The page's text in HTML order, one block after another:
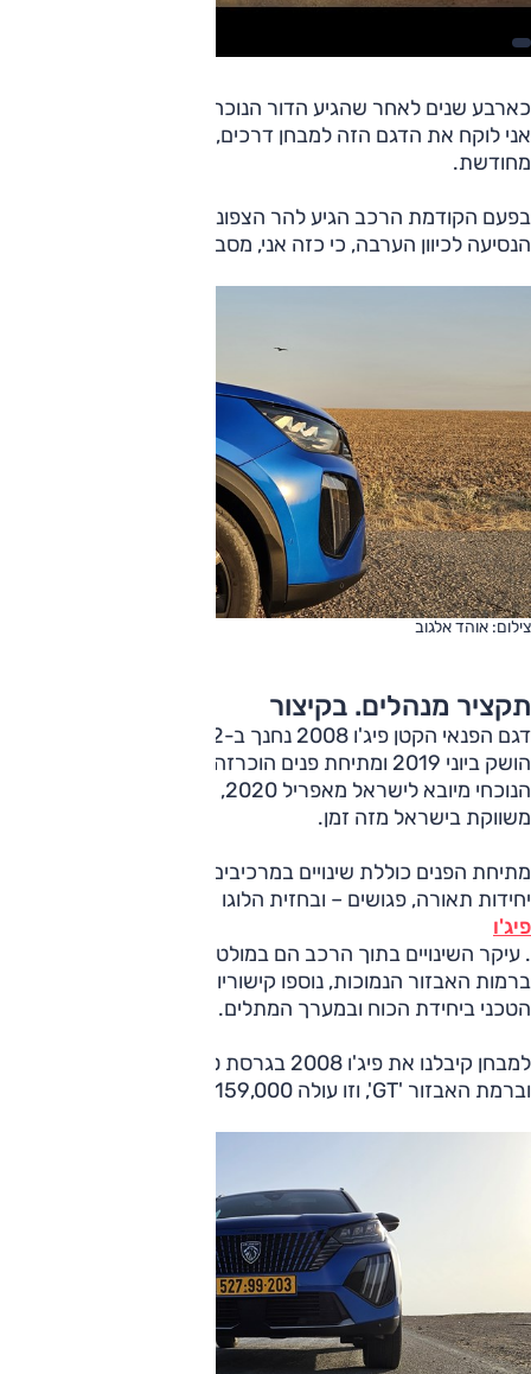
אני לוקח את הדגם הזה למבחן דרכים, הפעם במהדורה
מחודשת.
בפעם הקודמת הרכב הגיע להר הצפוני ביותר ואילו הפעם
הנסיעה לכיוון הערבה, כי כזה אני, מסביר פנים לתייר ולמכונה.
צילום: אוהד אלגוב
תקציר מנהלים. בקיצור
הנוכחי מיובא לישראל מאפריל 2020, והמהדורה המחודשת
משווקת בישראל מזה זמן.
מתיחת הפנים כוללת שינויים במרכיבים החיצוניים – סבכה,
יחידות תאורה, פגושים – ובחזית הלוגו החדש ל
פיג'ו
ברמות האבזור הנמוכות, נוספו קישוריות. אין שינויים במפרט
הטכני ביחידת הכוח ובמערך המתלים.
וברמת האבזור 'GT', וזו עולה 159,000 שקלים.